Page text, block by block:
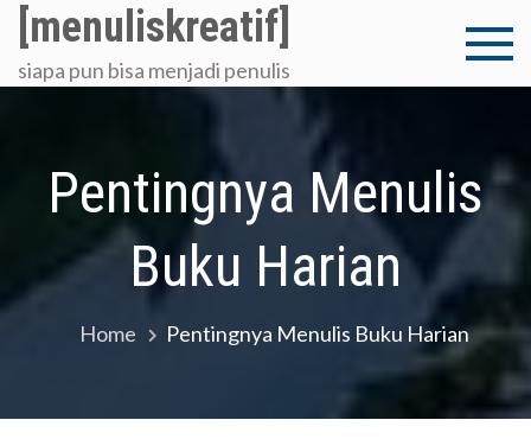
Skip
content
[menuliskreatif]
siapa pun bisa menjadi penulis
Pentingnya Menulis
Buku Harian
Home Pentingnya Menulis Buku Harian